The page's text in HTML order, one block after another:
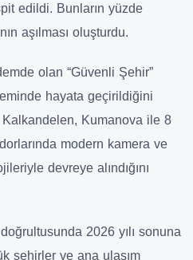
edildi. Bunların yüzde
aşılması oluşturdu.
olan “Güvenli Şehir”
hayata geçirildiğini
Kumanova ile 8
modern kamera ve
devreye alındığını
2026 yılı sonuna
şehirler ve ana ulaşım